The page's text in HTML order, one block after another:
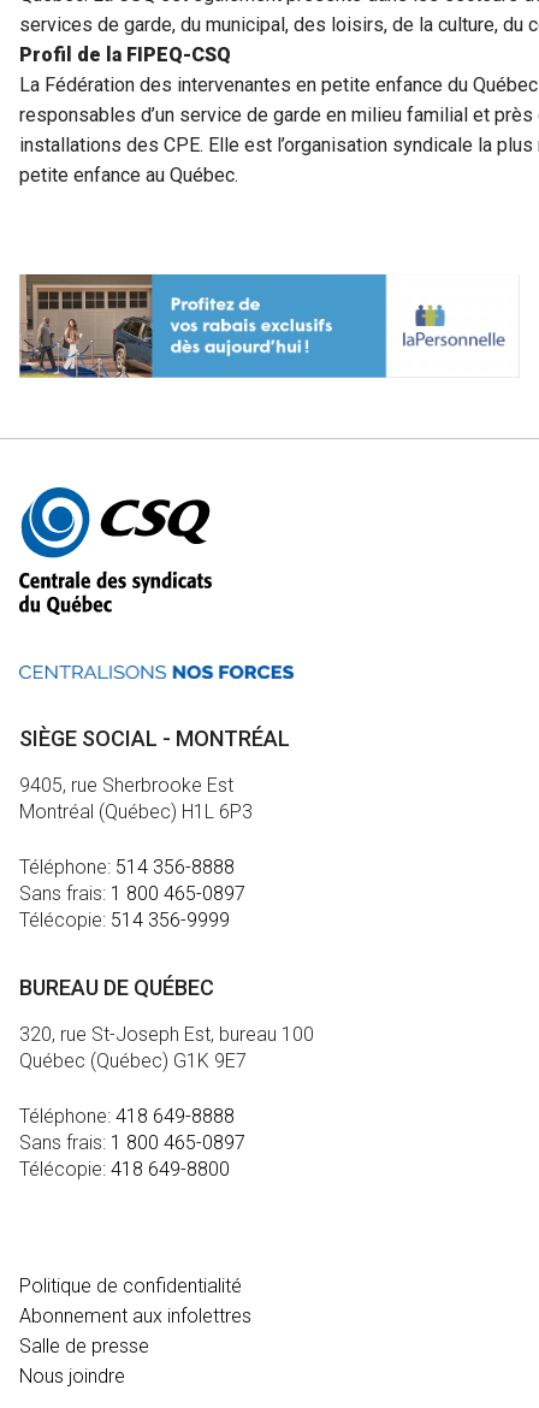
services de garde, du municipal, des loisirs, de la culture, du
Profil de la FIPEQ-CSQ
La Fédération des intervenantes en petite enfance du
responsables d’un service de garde en milieu familial et
installations des CPE. Elle est l’organisation syndicale la
petite enfance au Québec.
Autres
informations
SIÈGE SOCIAL - MONTRÉAL
9405, rue Sherbrooke Est
Montréal (Québec) H1L 6P3
Téléphone: 514 356-8888
Sans frais: 1 800 465-0897
Télécopie: 514 356-9999
BUREAU DE QUÉBEC
320, rue St-Joseph Est, bureau 100
Québec (Québec) G1K 9E7
Téléphone: 418 649-8888
Sans frais: 1 800 465-0897
Télécopie: 418 649-8800
Politique de confidentialité
Abonnement aux infolettres
Salle de presse
Nous joindre